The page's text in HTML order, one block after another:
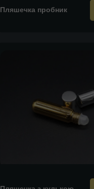
Пляшечка пробник